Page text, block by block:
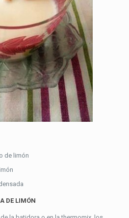
de limón
DE LIMÓN